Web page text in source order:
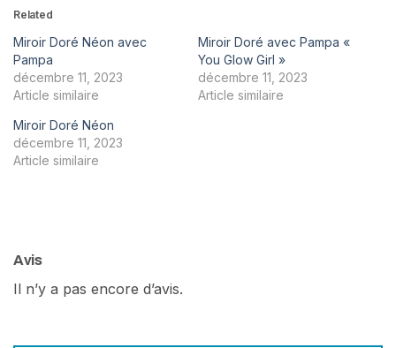
Related
Miroir Doré Néon avec
Pampa
décembre 11, 2023
Article similaire
Miroir Doré avec Pampa «
You Glow Girl »
décembre 11, 2023
Article similaire
Miroir Doré Néon
décembre 11, 2023
Article similaire
Avis
Il n’y a pas encore d’avis.